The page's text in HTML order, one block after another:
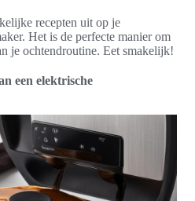
recepten uit op je
Het is de perfecte manier om
je ochtendroutine. Eet smakelijk!
een elektrische